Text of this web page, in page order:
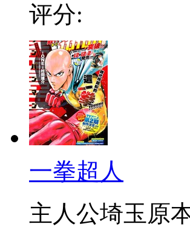
评分:
一拳超人
主人公埼玉原